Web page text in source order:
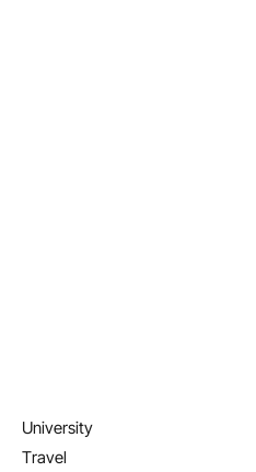
University
Travel